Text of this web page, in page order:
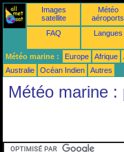
Images
satellite
Météo
aéroports
FAQ Langues
Météo marine : Europe Afrique
Australie
Océan Indien Autres
Météo marine